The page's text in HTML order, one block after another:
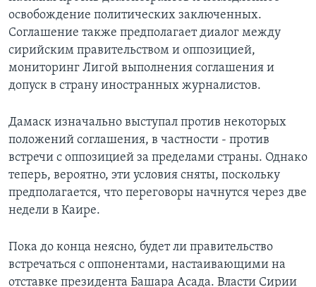
освобождение политических заключенных.
Соглашение также предполагает диалог между
сирийским правительством и оппозицией,
мониторинг Лигой выполнения соглашения и
допуск в страну иностранных журналистов.
Дамаск изначально выступал против некоторых
положений соглашения, в частности - против
встречи с оппозицией за пределами страны. Однако
теперь, вероятно, эти условия сняты, поскольку
предполагается, что переговоры начнутся через две
недели в Каире.
Пока до конца неясно, будет ли правительство
встречаться с оппонентами, настаивающими на
отставке президента Башара Асада. Власти Сирии